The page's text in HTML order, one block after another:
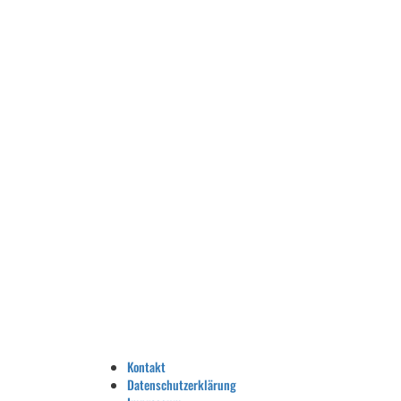
Kontakt
Datenschutzerklärung